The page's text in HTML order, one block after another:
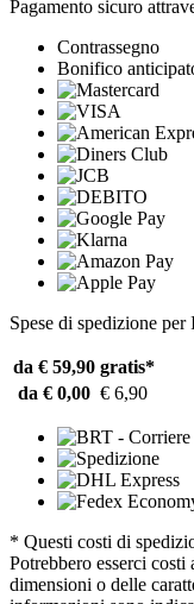
Pagamento sicuro
Contrassegno
Bonifico
Spese di spedizione per
da € 59,90 gratis*
da € 0,00 € 6,90
* Questi costi di
Potrebbero esserci
dimensioni o delle